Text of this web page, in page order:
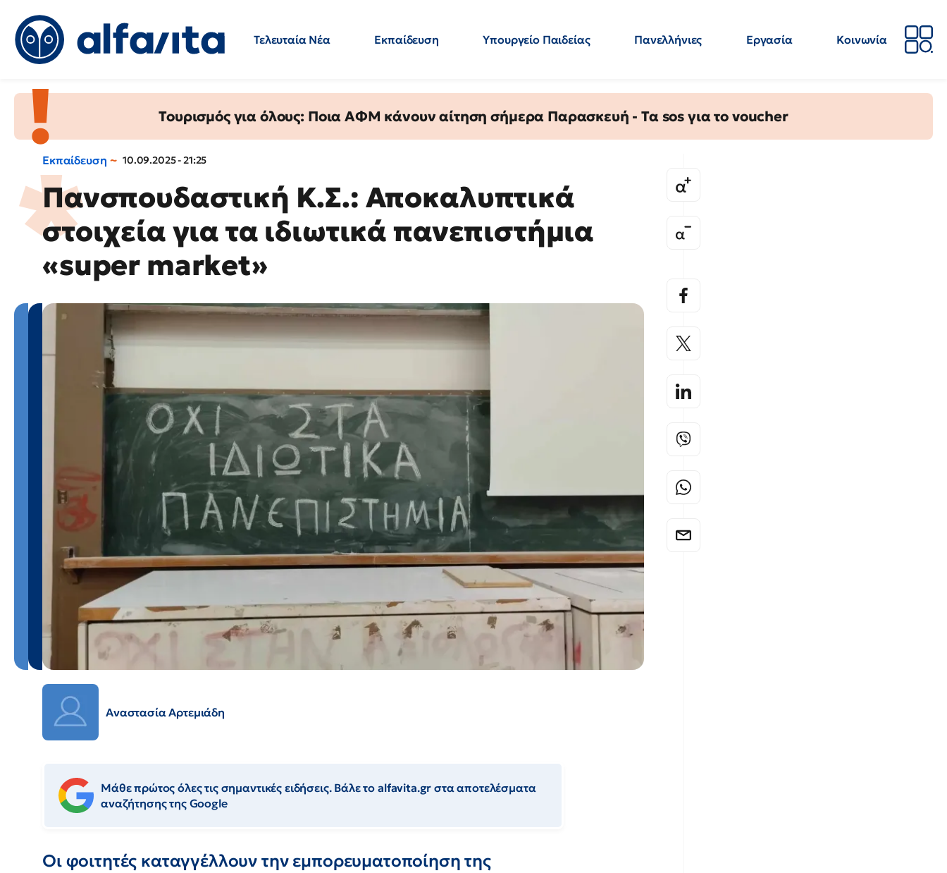
Τελευταία Νέα Εκπαίδευση Υπουργείο Παιδείας Πανελλήνιες Εργασία
Κοινωνία
Τουρισμός για όλους: Ποια ΑΦΜ κάνουν αίτηση σήμερα Παρασκευή - Τα sos για το voucher
Εκπαίδευση 10.09.2025 - 21:25
Πανσπουδαστική Κ.Σ.: Αποκαλυπτικά
στοιχεία για τα ιδιωτικά πανεπιστήμια
«super market»
Αναστασία Αρτεμιάδη
Μάθε πρώτος όλες τις σημαντικές ειδήσεις. Βάλε το alfavita.gr στα αποτελέσματα
αναζήτησης της Google
Οι φοιτητές καταγγέλλουν την εμπορευματοποίηση της